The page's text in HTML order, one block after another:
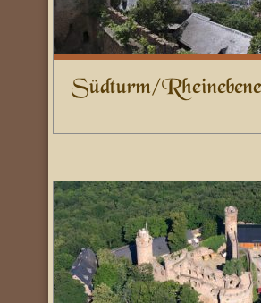
Südturm/Rheinebene